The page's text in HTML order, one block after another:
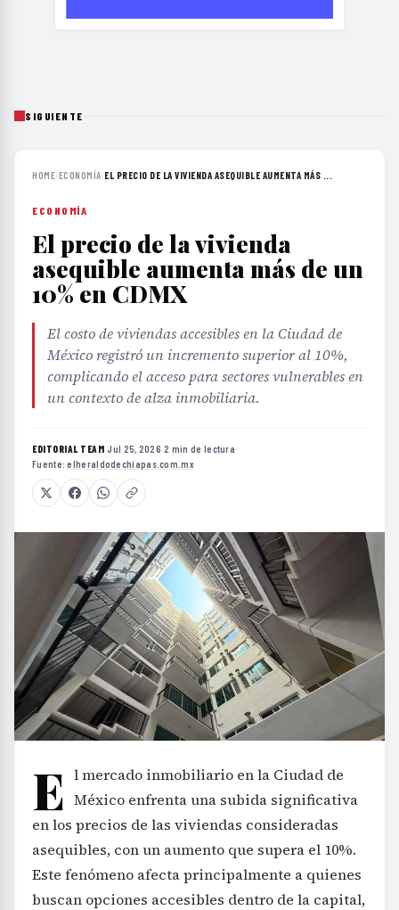
SIGUIENTE
HOME›ECONOMÍA›EL PRECIO DE LA VIVIENDA ASEQUIBLE AUMENTA MÁS ...
ECONOMÍA
El precio de la vivienda
asequible aumenta más de un
10% en CDMX
El costo de viviendas accesibles en la Ciudad de
México registró un incremento superior al 10%,
complicando el acceso para sectores vulnerables en
un contexto de alza inmobiliaria.
EDITORIAL TEAM·Jul 25, 2026·2 min de lectura·
Fuente:elheraldodechiapas.com.mx
E l mercado inmobiliario en la Ciudad de
México enfrenta una subida significativa
en los precios de las viviendas consideradas
asequibles, con un aumento que supera el 10%.
Este fenómeno afecta principalmente a quienes
buscan opciones accesibles dentro de la capital,